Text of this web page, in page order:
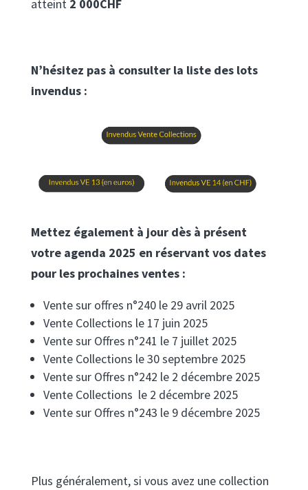
atteint 2 000CHF
N’hésitez pas à consulter la liste des lots
invendus :
Mettez également à jour dès à présent
votre agenda 2025 en réservant vos dates
pour les prochaines ventes :
Vente sur offres n°240 le 29 avril 2025
Vente Collections le 17 juin 2025
Vente sur Offres n°241 le 7 juillet 2025
Vente Collections le 30 septembre 2025
Vente sur Offres n°242 le 2 décembre 2025
Vente Collections le 2 décembre 2025
Vente sur Offres n°243 le 9 décembre 2025
Plus généralement, si vous avez une collection